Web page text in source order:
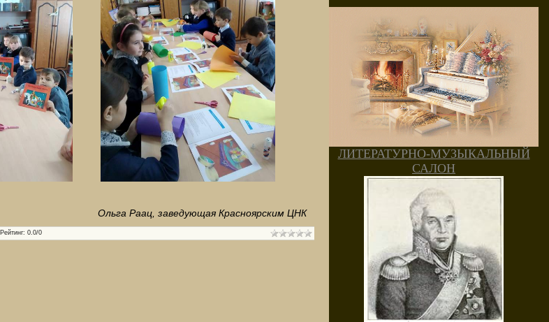
Ольга Раац, заведующая Красноярским ЦНК
Рейтинг: 0.0/0
ЛИТЕРАТУРНО-МУЗЫКАЛЬНЫЙ
САЛОН